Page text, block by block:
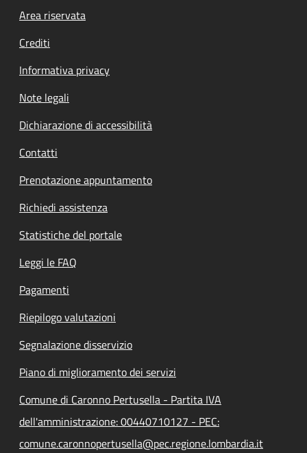
Footer menu
Area riservata
Crediti
Informativa privacy
Note legali
Dichiarazione di accessibilità
Contatti
Prenotazione appuntamento
Richiedi assistenza
Statistiche del portale
Leggi le FAQ
Pagamenti
Riepilogo valutazioni
Segnalazione disservizio
Piano di miglioramento dei servizi
Comune di Caronno Pertusella - Partita IVA
dell'amministrazione: 00440710127 - PEC:
comune.caronnopertusella@pec.regione.lombardia.it